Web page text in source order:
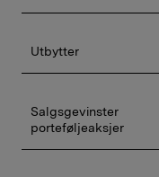
Utbytter
Salgsgevinster
porteføljeaksjer